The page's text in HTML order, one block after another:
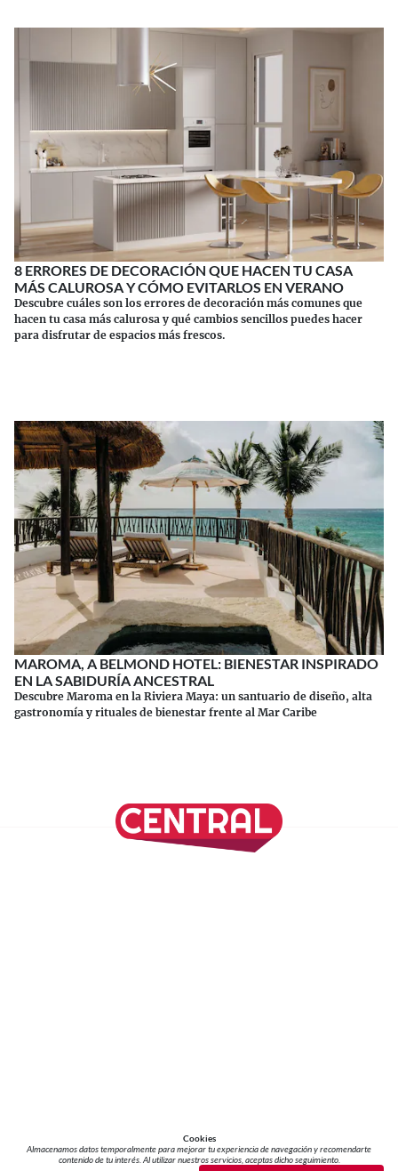
8 ERRORES DE DECORACIÓN QUE HACEN TU CASA
MÁS CALUROSA Y CÓMO EVITARLOS EN VERANO
Descubre cuáles son los errores de decoración más comunes que
hacen tu casa más calurosa y qué cambios sencillos puedes hacer
para disfrutar de espacios más frescos.
MAROMA, A BELMOND HOTEL: BIENESTAR INSPIRADO
EN LA SABIDURÍA ANCESTRAL
Descubre Maroma en la Riviera Maya: un santuario de diseño, alta
gastronomía y rituales de bienestar frente al Mar Caribe
Cookies
Almacenamos datos temporalmente para mejorar tu experiencia de navegación y recomendarte
contenido de tu interés. Al utilizar nuestros servicios, aceptas dicho seguimiento.